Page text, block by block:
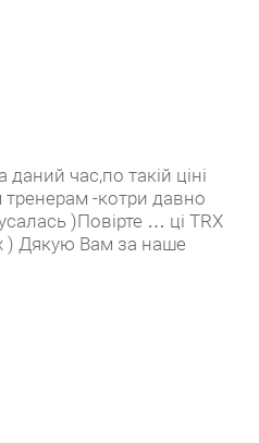
час,по такій ціні
-котри давно
)Повірте … ці TRX
) Дякую Вам за наше